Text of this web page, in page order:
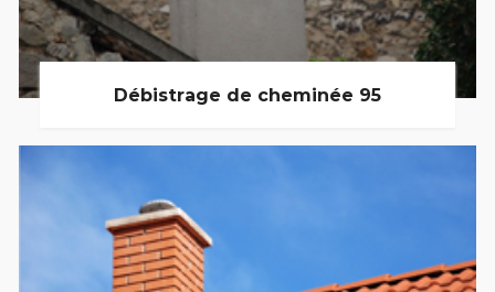
Débistrage de cheminée 95